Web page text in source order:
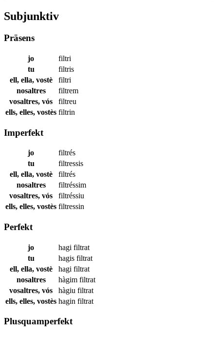
Subjunktiv
Präsens
jo
filtri
tu
filtris
ell, ella, vostè
filtri
nosaltres
filtrem
vosaltres, vós
filtreu
ells, elles, vostès filtrin
Imperfekt
jo
filtrés
tu
filtressis
ell, ella, vostè
filtrés
nosaltres
filtréssim
vosaltres, vós
filtréssiu
ells, elles, vostès filtressin
Perfekt
jo hagi filtrat
tu
hagis filtrat
ell, ella, vostè
hagi filtrat
nosaltres
hàgim filtrat
vosaltres, vós
hàgiu filtrat
ells, elles, vostès hagin filtrat
Plusquamperfekt